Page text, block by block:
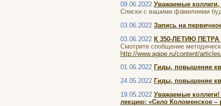
09.06.2022 Уважаемые
Списки с вашими фамилиями
03.06.2022 Запись на
03.06.2022 К 350-ЛЕТИЮ
Смотрите сообщение
http://www.agipe.ru/content/
01.06.2022 Гиды, повышение
24.05.2022 Гиды, повышение
19.05.2022 Уважаемые коллеги!
лекцию: «Село Коломенское –